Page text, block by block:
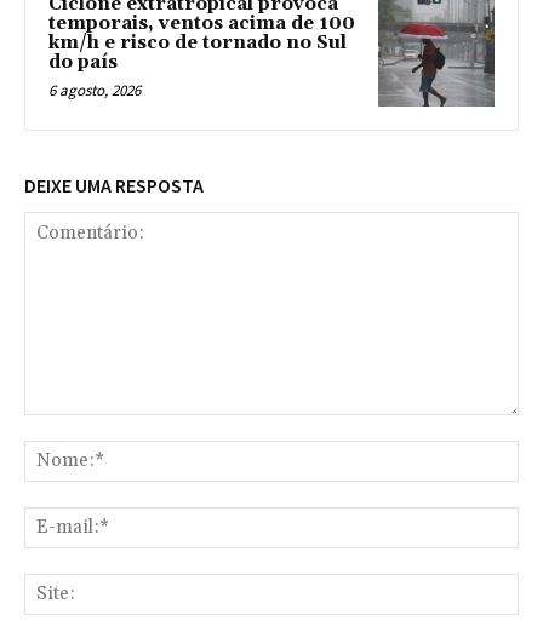
temporais, ventos acima de 100
km/h e risco de tornado no Sul
do país
6 agosto, 2026
DEIXE UMA RESPOSTA